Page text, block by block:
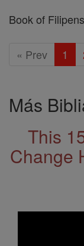
Book of
« Prev 1
Más
This
Change